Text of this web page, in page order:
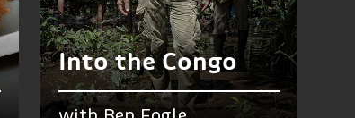
Into the Congo